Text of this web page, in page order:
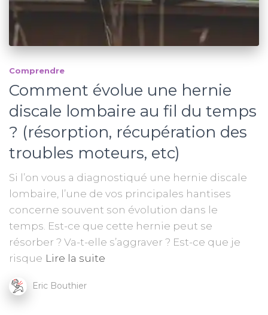
Comprendre
Comment évolue une hernie
discale lombaire au fil du temps
? (résorption, récupération des
troubles moteurs, etc)
Si l’on vous a diagnostiqué une hernie discale
lombaire, l’une de vos principales hantises
concerne souvent son évolution dans le
temps. Est-ce que cette hernie peut se
résorber ? Va-t-elle s’aggraver ? Est-ce que je
risque Lire la suite
Eric Bouthier